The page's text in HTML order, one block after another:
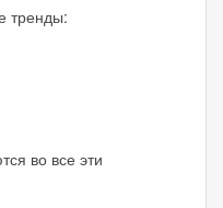
тренды:
во все эти